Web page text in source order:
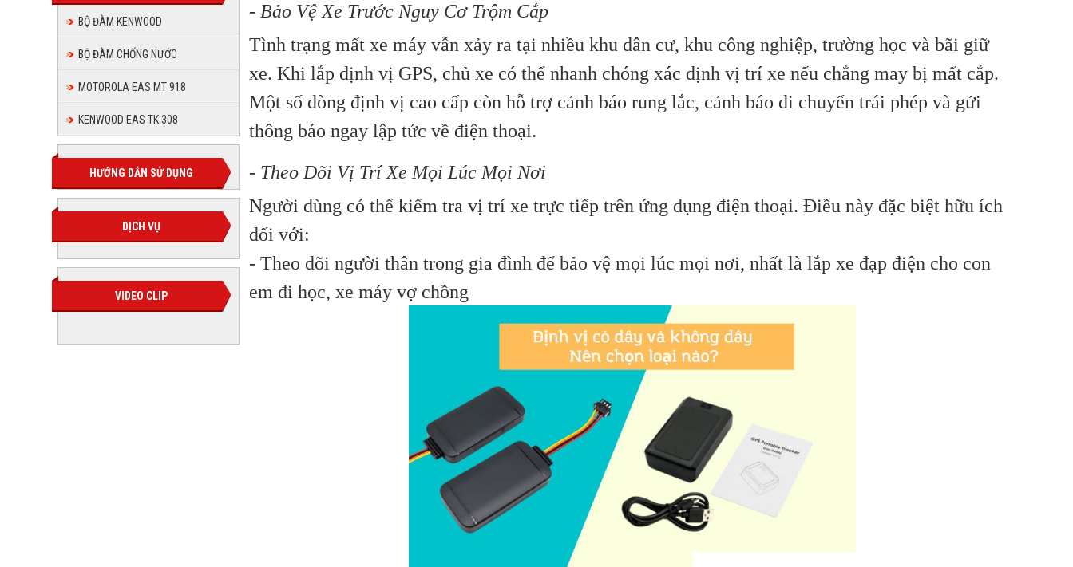
BỘ ĐÀM KENWOOD
BỘ ĐÀM CHỐNG NƯỚC
MOTOROLA EAS MT 918
KENWOOD EAS TK 308
HƯỚNG DẪN SỬ DỤNG
DỊCH VỤ
VIDEO CLIP
- Bảo Vệ Xe Trước Nguy Cơ Trộm Cắp
Tình trạng mất xe máy vẫn xảy ra tại nhiều khu dân cư, khu công nghiệp, trường học và bãi giữ
xe. Khi lắp định vị GPS, chủ xe có thể nhanh chóng xác định vị trí xe nếu chẳng may bị mất cắp.
Một số dòng định vị cao cấp còn hỗ trợ cảnh báo rung lắc, cảnh báo di chuyển trái phép và gửi
thông báo ngay lập tức về điện thoại.
- Theo Dõi Vị Trí Xe Mọi Lúc Mọi Nơi
Người dùng có thể kiểm tra vị trí xe trực tiếp trên ứng dụng điện thoại. Điều này đặc biệt hữu ích
đối với:
- Theo dõi người thân trong gia đình để bảo vệ mọi lúc mọi nơi, nhất là lắp xe đạp điện cho con
em đi học, xe máy vợ chồng